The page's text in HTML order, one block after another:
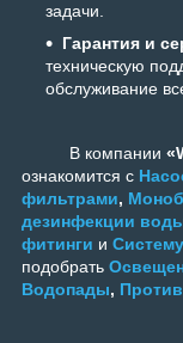
задачи.
Гарантия и
техническую
обслуживание
В компании
ознакомится с
фильтрами,
дезинфекции
фитинги и
подобрать
Водопады,